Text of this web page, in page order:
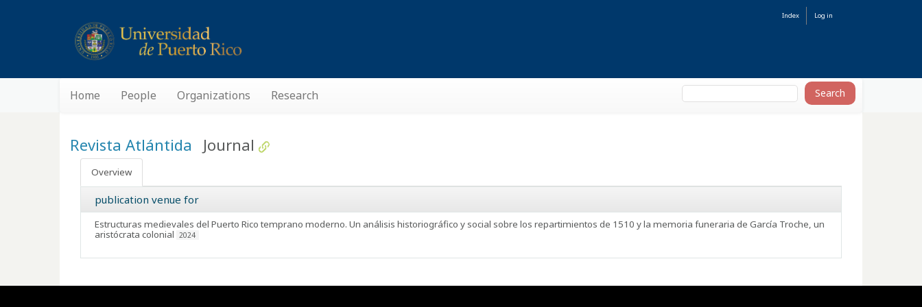
Index Log in
Home People Organizations Research
Revista Atlántida Journal
Overview
publication venue for
Estructuras medievales del Puerto Rico temprano moderno. Un análisis historiográfico y social sobre los repartimientos de 1510 y la memoria funeraria de García Troche, un
aristócrata colonial 2024